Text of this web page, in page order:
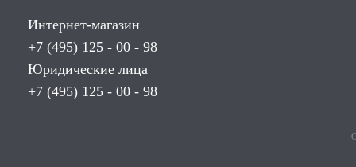
Интернет-магазин
+7 (495) 125 - 00 - 98
Юридические лица
+7 (495) 125 - 00 - 98